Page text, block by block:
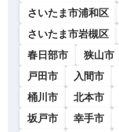
さいたま市浦和区
さいたま市岩槻区
春日部市
狭山市
戸田市
入間市
桶川市
北本市
坂戸市
幸手市